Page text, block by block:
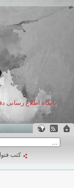
پایگاه اطلاع
کتب